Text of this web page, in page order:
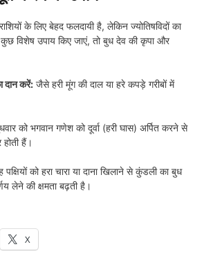
के लिए बेहद फलदायी है, लेकिन ज्योतिषविदों का
कुछ विशेष उपाय किए जाएं, तो बुध देव की कृपा और
दान करें: जैसे हरी मूंग की दाल या हरे कपड़े गरीबों में
को भगवान गणेश को दूर्वा (हरी घास) अर्पित करने से
हैं।
पक्षियों को हरा चारा या दाना खिलाने से कुंडली का बुध
लेने की क्षमता बढ़ती है।
X